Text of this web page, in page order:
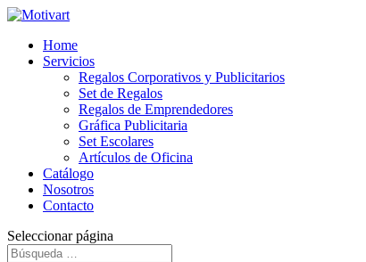
Home
Servicios
Regalos Corporativos y Publicitarios
Set de Regalos
Regalos de Emprendedores
Gráfica Publicitaria
Set Escolares
Artículos de Oficina
Catálogo
Nosotros
Contacto
Seleccionar página